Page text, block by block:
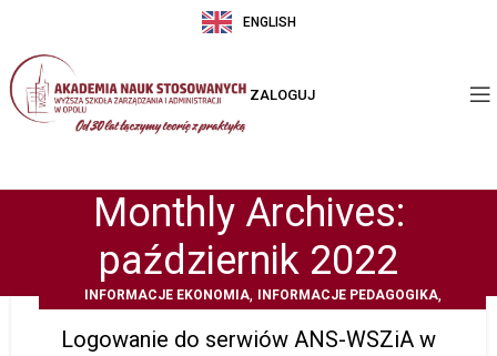
ENGLISH
ZALOGUJ
Monthly Archives:
październik 2022
INFORMACJE EKONOMIA, INFORMACJE PEDAGOGIKA,
Logowanie do serwiów ANS-WSZiA w